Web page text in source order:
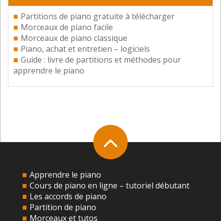
Benoit
17 décembre 2014
Bonjour Stéphane,
Le chauffage au sol est le pire
pour les pianos acoustiques. La
table d’harmonie est directement exposée à une
le bois du piano (ou le cadre métallique dans le cas
que vous mentionnez).
Oui, on fait la poussière d’un numérique avec un
clavier avec le tube de l’aspirateur (sans trop
insister).
Bonne continuation
Benoît
Partitions de piano gratuite à télécharger
Morceaux de piano facile
Morceaux de piano classique
Piano, achat et entretien – logiciels
Guide : livre de partitions et méthodes pour
apprendre le piano
Apprendre le piano
Cours de piano en ligne – tutoriel débutant
Les accords de piano
Partition de piano
Morceaux et tutos